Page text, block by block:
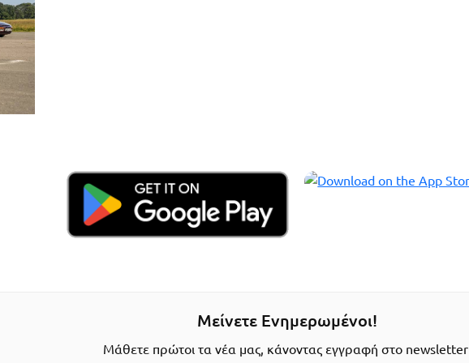
Μείνετε Ενημερωμένοι!
Μάθετε πρώτοι τα νέα μας, κάνοντας εγγραφή στο